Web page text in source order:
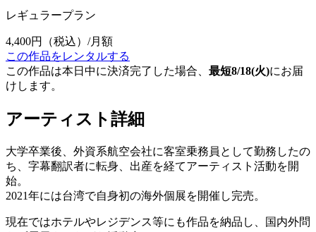
レギュラープラン
4,400円
（税込）/月額
この作品をレンタルする
この作品は本日中に決済完了した場合、 最短8/18(火)にお届
けします。
アーティスト詳細
大学卒業後、外資系航空会社に客室乗務員として勤務したの
ち、字幕翻訳者に転身、出産を経てアーティスト活動を開
始。
2021年には台湾で自身初の海外個展を開催し完売。
現在ではホテルやレジデンス等にも作品を納品し、国内外問